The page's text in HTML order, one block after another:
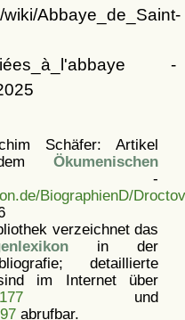
wiki/Abbaye_de_Saint-
-
Schäfer: Artikel
Ökumenischen
BiographienD/
verzeichnet das
in der
detaillierte
im Internet über
und
abrufbar.